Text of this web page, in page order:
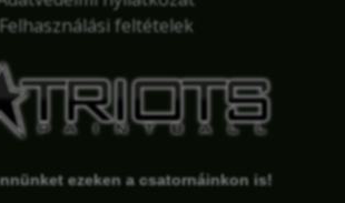
Felhasználási feltételek
ezeken a csatornáinkon is!